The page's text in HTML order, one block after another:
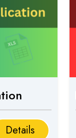
Details